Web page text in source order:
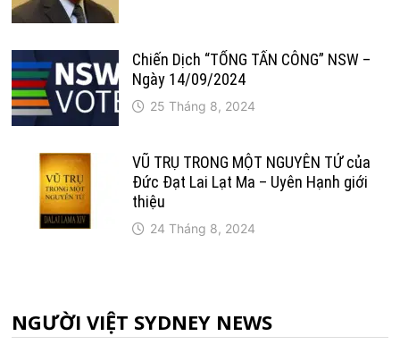
Chiến Dịch “TỔNG TẤN CÔNG” NSW –
Ngày 14/09/2024
25 Tháng 8, 2024
VŨ TRỤ TRONG MỘT NGUYÊN TỬ của
Đức Đạt Lai Lạt Ma – Uyên Hạnh giới
thiệu
24 Tháng 8, 2024
NGƯỜI VIỆT SYDNEY NEWS